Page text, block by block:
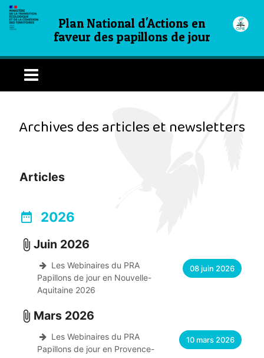
Plan National d'Actions en
faveur des papillons de jour
Archives des articles et newsletters
Articles
date_range 2026
attach_file Juin 2026
Les Webinaires du PRA
Papillons de jour en Nouvelle-
Aquitaine 2026
08 juin 2026
attach_file Mars 2026
Les Webinaires du PRA
Papillons de jour en Provence-
10 mars 2026